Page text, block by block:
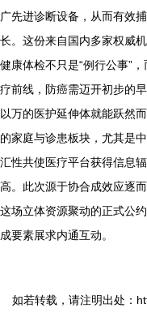
广先进诊断设备，从而有效
长。这份来自国内多家权威
健康体检不只是“例行公事”
疗前线，防癌需迈开初步的
以万的医护延伸体就能跃然
的家庭与诊患板块，尤其是
汇性共使医疗平台获得信息
高。此次源于协合成效应逐
这场立体资源聚动的正式公
成要素展求内通互动。
如若转载，请注明出处：